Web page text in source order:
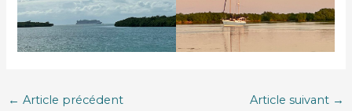
← Article précédent Article suivant →